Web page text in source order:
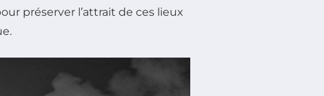
préserver l’attrait de ces lieux